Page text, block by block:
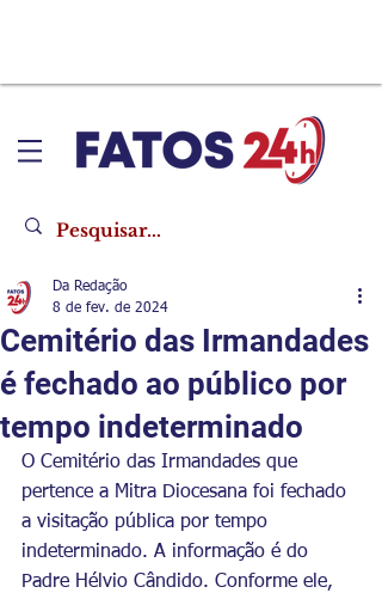
Cemitério das Irmandades
é fechado ao público por
tempo indeterminado
Da Redação
8 de fev. de 2024
O Cemitério das Irmandades que
pertence a Mitra Diocesana foi fechado
a visitação pública por tempo
indeterminado. A informação é do
Padre Hélvio Cândido. Conforme ele,